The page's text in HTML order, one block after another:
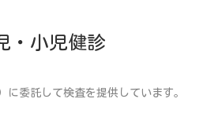
・小児健診
に委託して検査を提供しています。